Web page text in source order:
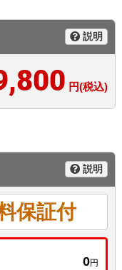
説明
円(税込)
説明
保証付
0円